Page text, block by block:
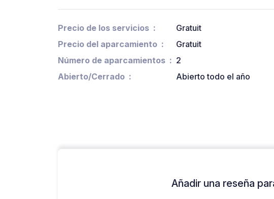
Precio de los servicios
Gratuit
Precio del aparcamiento
Gratuit
Número de aparcamientos
2
Abierto/Cerrado
Abierto todo el año
Añadir una reseña